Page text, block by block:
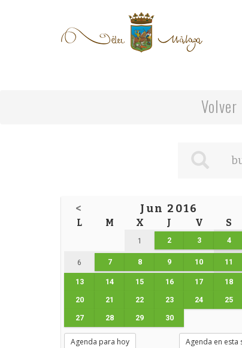
Volver
< Jun 2016
L M X J V S
1 2 3 4
6 7 8 9 10 11
13 14 15 16 17 18
20 21 22 23 24 25
27 28 29 30
Agenda para hoy Agenda en esta